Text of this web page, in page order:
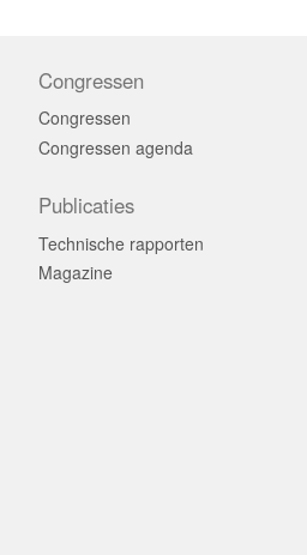
Congressen
Congressen
Congressen agenda
Publicaties
Technische rapporten
Magazine